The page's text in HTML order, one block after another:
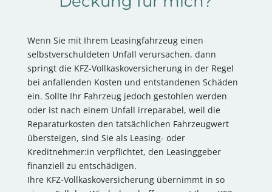
Wenn Sie mit Ihrem Leasingfahrzeug einen
selbstverschuldeten Unfall verursachen, dann
springt die KFZ-Vollkaskoversicherung in der Regel
bei anfallenden Kosten und entstandenen Schäden
ein. Sollte Ihr Fahrzeug jedoch gestohlen werden
oder ist nach einem Unfall irreparabel, weil die
Reparaturkosten den tatsächlichen Fahrzeugwert
übersteigen, sind Sie als Leasing- oder
Kreditnehmer:in verpflichtet, den Leasinggeber
finanziell zu entschädigen.
Ihre KFZ-Vollkaskoversicherung übernimmt in so